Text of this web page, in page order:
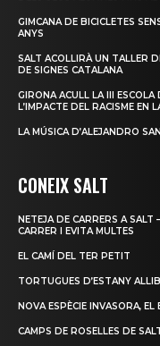
GIMCANA DE BICICLETES
ANYS
SALT ACOLLIRÀ UN TALLER
DE SIGNES CATALANA
GIRONA ACULL LA III ESCOLA
L’IMPACTE DEL RACISME EN
LA MÚSICA D’ALEJANDRO
CONEIX SALT
NETEJA DE CARRERS A SALT
CARRER I EVITA MULTES
EL CAMÍ DEL TER PETIT
TORTUGUES D’ESTANY
NOVA ESPÈCIE INVASORA,
CAMPS DE ROSELLES DE